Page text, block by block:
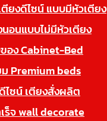
ตียงดีไซน์ แบบมีหัวเตียง
นอนแบบไม่มีหัวเตียง
อง Cabinet-Bed
Premium beds
ไซน์ เตียงสั่งผลิต
ร็จ wall decorate